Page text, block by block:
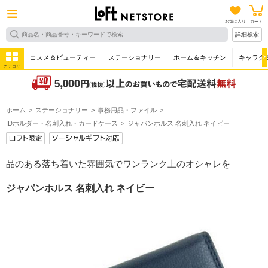
お気に入り カート
詳細検索
カテゴリ
コスメ＆ビューティー ステーショナリー ホーム＆キッチン キャラク
ホーム ステーショナリー
事務用品・ファイル
IDホルダー・名刺入れ・カードケース
ジャパンホルス 名刺入れ ネイビー
品のある落ち着いた雰囲気でワンランク上のオシャレを
ジャパンホルス 名刺入れ ネイビー